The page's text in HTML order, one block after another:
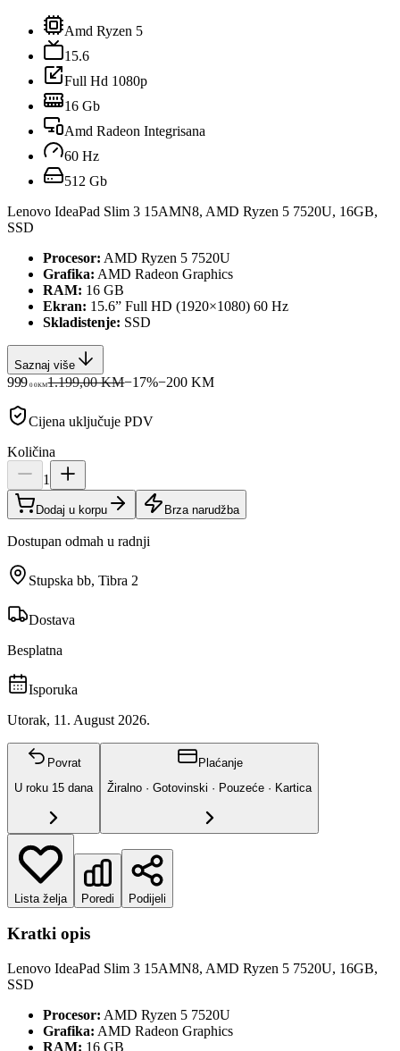
Amd Ryzen 5
15.6
Full Hd 1080p
16 Gb
Amd Radeon Integrisana
60 Hz
512 Gb
Lenovo IdeaPad Slim 3 15AMN8, AMD Ryzen 5 7520U, 16GB,
SSD
Procesor: AMD Ryzen 5 7520U
Grafika: AMD Radeon Graphics
RAM: 16 GB
Ekran: 15.6” Full HD (1920×1080) 60 Hz
Skladistenje: SSD
Saznaj više
999 00KM1.199,00 KM−17%−200 KM
Cijena uključuje PDV
Količina
1
Dodaj u korpu Brza narudžba
Dostupan odmah u radnji
Stupska bb, Tibra 2
Dostava
Besplatna
Isporuka
Utorak, 11. August 2026.
Povrat
U roku 15 dana
Plaćanje
Žiralno · Gotovinski · Pouzeće · Kartica
Lista želja Poredi Podijeli
Kratki opis
Lenovo IdeaPad Slim 3 15AMN8, AMD Ryzen 5 7520U, 16GB,
SSD
Procesor: AMD Ryzen 5 7520U
Grafika: AMD Radeon Graphics
RAM: 16 GB